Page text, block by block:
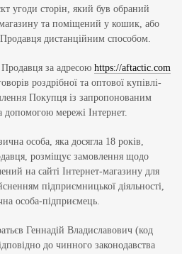
угоди сторін, який був обраний
та поміщений у кошик, або
дистанційним способом.
за адресою https://aftactic.com
роздрібної та оптової купівлі-
Покупця із запропонованим
мережі Інтернет.
особа, яка досягла 18 років,
розміщує замовлення щодо
на сайті Інтернет-магазину для
підприємницької діяльності,
особа-підприємець.
Геннадій Владиславович (код
до чинного законодавства